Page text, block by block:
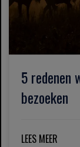
5 redenen
bezoeken
LEES MEER